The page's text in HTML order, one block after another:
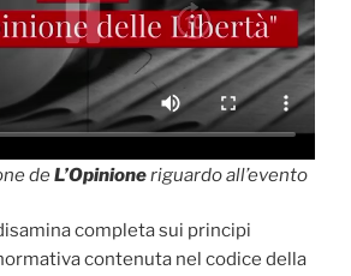
deL’Opinioneriguardo all’evento
completa sui principi
contenuta nel codice della